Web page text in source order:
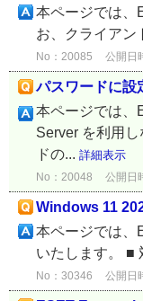
本ページでは、
お、クライアン
No：20085 公開日
パスワードに設
本ページでは、
Server を利用
ドの... 詳細表示
No：20048 公開日
Windows 11
本ページでは、
いたします。 ■
No：30346 公開日